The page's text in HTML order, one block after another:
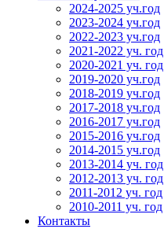
2024-2025 уч.год
2023-2024 уч.год
2022-2023 уч.год
2021-2022 уч. год
2020-2021 уч. год
2019-2020 уч.год
2018-2019 уч.год
2017-2018 уч.год
2016-2017 уч.год
2015-2016 уч.год
2014-2015 уч.год
2013-2014 уч. год
2012-2013 уч. год
2011-2012 уч. год
2010-2011 уч. год
Контакты